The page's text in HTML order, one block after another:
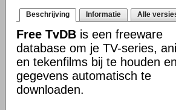
Beschrijving Informatie Alle
Free TvDB is een freeware
database om je TV-series,
en tekenfilms bij te houden en
gegevens automatisch te
downloaden.